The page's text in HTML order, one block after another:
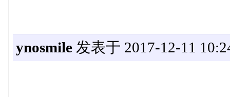
ynosmile发表于 2017-12-11